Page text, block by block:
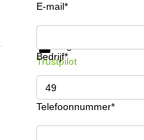
E-mail*
Bedrijf*
Telefoonnummer*
Krijg informatie en prijzen
Trustpilot